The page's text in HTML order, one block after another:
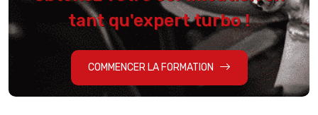
tant qu'expert turbo !
COMMENCER LA FORMATION